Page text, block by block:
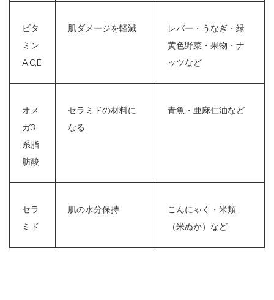
ビタ
ミン
A,C,E
肌ダメージを軽減
レバー・うなぎ・緑
黄色野菜・果物・ナ
ッツなど
オメ
ガ3
系脂
肪酸
セラミドの材料に
なる
青魚・亜麻仁油など
セラ
ミド
肌の水分保持
こんにゃく・米類
（米ぬか）など